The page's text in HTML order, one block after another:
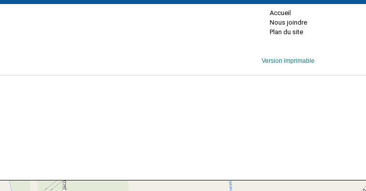
Accueil
Nous joindre
Plan du site
Version imprimable